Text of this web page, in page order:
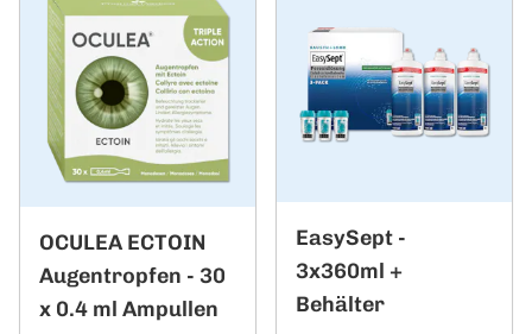
OCULEA ECTOIN
Augentropfen - 30
x 0.4 ml Ampullen
EasySept -
3x360ml +
Behälter